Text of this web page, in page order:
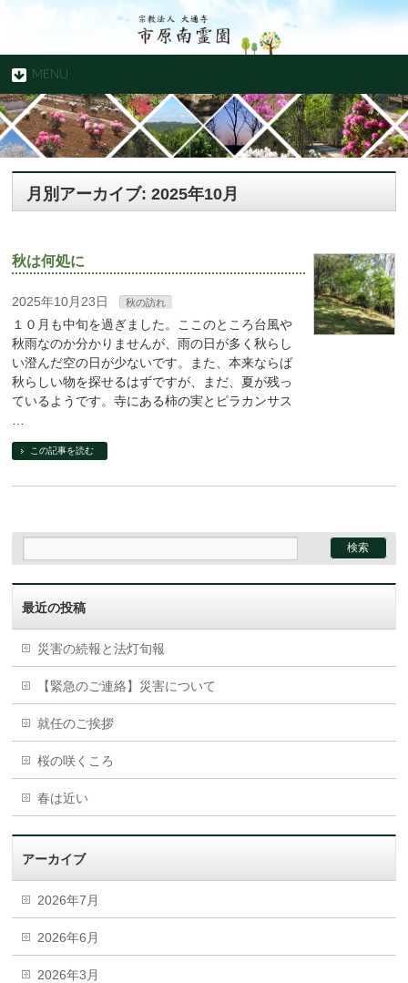
MENU
月別アーカイブ: 2025年10月
秋は何処に
2025年10月23日 秋の訪れ
１０月も中旬を過ぎました。ここのところ台風や
秋雨なのか分かりませんが、雨の日が多く秋らし
い澄んだ空の日が少ないです。また、本来ならば
秋らしい物を探せるはずですが、まだ、夏が残っ
ているようです。寺にある柿の実とピラカンサス
この記事を読む
最近の投稿
災害の続報と法灯旬報
【緊急のご連絡】災害について
就任のご挨拶
桜の咲くころ
春は近い
アーカイブ
2026年7月
2026年6月
2026年3月